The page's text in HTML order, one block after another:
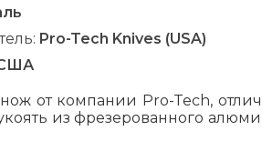
Pro-Tech Knives (USA)
нож от компании Pro-Tech,
из фрезерованного